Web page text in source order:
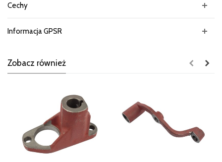
Cechy
Informacja GPSR
Zobacz również